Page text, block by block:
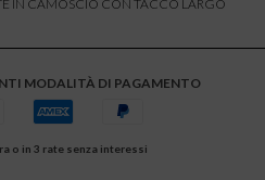
IN CAMOSCIO CON TACCO LARGO
MODALITÀ DI PAGAMENTO
o in 3 rate senza interessi